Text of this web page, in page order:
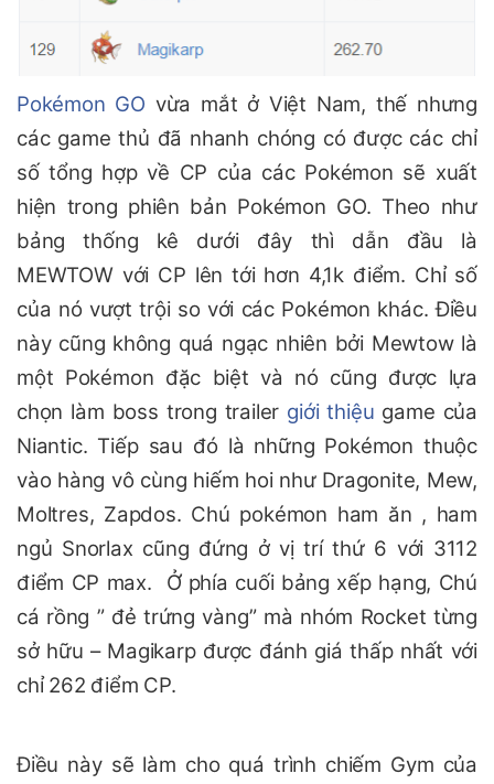
Pokémon GO vừa mắt ở Việt Nam, thế nhưng
các game thủ đã nhanh chóng có được các chỉ
số tổng hợp về CP của các Pokémon sẽ xuất
hiện trong phiên bản Pokémon GO. Theo như
bảng thống kê dưới đây thì dẫn đầu là
MEWTOW với CP lên tới hơn 4,1k điểm. Chỉ số
của nó vượt trội so với các Pokémon khác. Điều
này cũng không quá ngạc nhiên bởi Mewtow là
một Pokémon đặc biệt và nó cũng được lựa
chọn làm boss trong trailer giới thiệu game của
Niantic. Tiếp sau đó là những Pokémon thuộc
vào hàng vô cùng hiếm hoi như Dragonite, Mew,
Moltres, Zapdos. Chú pokémon ham ăn , ham
ngủ Snorlax cũng đứng ở vị trí thứ 6 với 3112
điểm CP max. Ở phía cuối bảng xếp hạng, Chú
cá rồng ” đẻ trứng vàng” mà nhóm Rocket từng
sở hữu – Magikarp được đánh giá thấp nhất với
chỉ 262 điểm CP.
Điều này sẽ làm cho quá trình chiếm Gym của